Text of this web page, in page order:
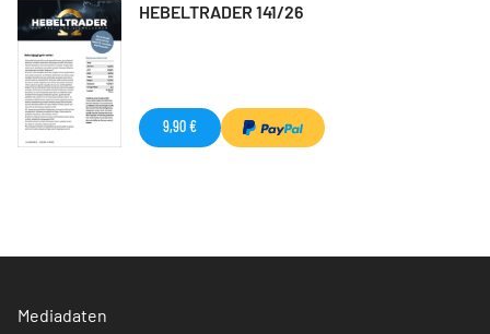
HEBELTRADER 141/26
9,90 €
Mediadaten